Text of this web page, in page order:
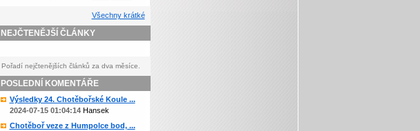
Všechny krátké
NEJČTENĚJŠÍ ČLÁNKY
Pořadí nejčtenějších článků za dva měsíce.
POSLEDNÍ KOMENTÁŘE
Výsledky 24. Chotěbořské Koule ...
2024-07-15 01:04:14Hansek
Chotěboř veze z Humpolce bod, ...